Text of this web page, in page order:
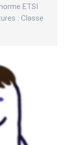
ETSI
: Classe